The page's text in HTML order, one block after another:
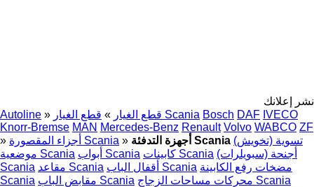
نشر إعلانك
Autoline » قطع الغيار » قطع الغيار Scania Bosch DAF IVECO
Knorr-Bremse MAN Mercedes-Benz Renault Volvo WABCO ZF
»
أجزاء المقصورة Scania » أجهزة التدفئة Scania تسوية (تخويش)
موضعية Scania
أبواب Scania كابينات Scania أجنحة (سبويلرات)
Scania
مقاعد Scania أقفال الباب Scania مضخات رفع الكابينة
Scania
مقابض الباب Scania
محركات مساحات الزجاج Scania